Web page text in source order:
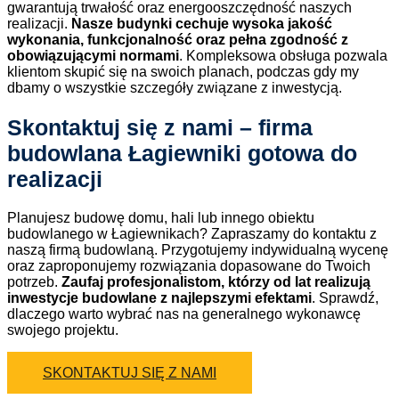
gwarantują trwałość oraz energooszczędność naszych
realizacji. Nasze budynki cechuje wysoka jakość
wykonania, funkcjonalność oraz pełna zgodność z
obowiązującymi normami. Kompleksowa obsługa pozwala
klientom skupić się na swoich planach, podczas gdy my
dbamy o wszystkie szczegóły związane z inwestycją.
Skontaktuj się z nami – firma
budowlana Łagiewniki gotowa do
realizacji
Planujesz budowę domu, hali lub innego obiektu
budowlanego w Łagiewnikach? Zapraszamy do kontaktu z
naszą firmą budowlaną. Przygotujemy indywidualną wycenę
oraz zaproponujemy rozwiązania dopasowane do Twoich
potrzeb. Zaufaj profesjonalistom, którzy od lat realizują
inwestycje budowlane z najlepszymi efektami. Sprawdź,
dlaczego warto wybrać nas na generalnego wykonawcę
swojego projektu.
SKONTAKTUJ SIĘ Z NAMI